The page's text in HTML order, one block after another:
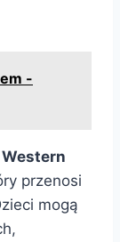
-
Western
przenosi
mogą